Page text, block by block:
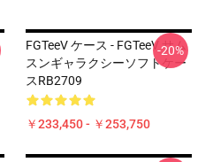
FGTeeV ケース - FGTeeV サム
スンギャラクシーソフトケー
スRB2709
￥233,450 - ￥253,750
-20%